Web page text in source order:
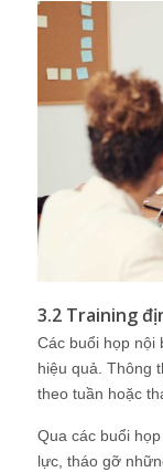
3.2 Training
Các buổi họp nội
hiệu quả. Thông
theo tuần hoặc
Qua các buổi
lực, tháo gỡ